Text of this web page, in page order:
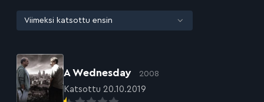
A Wednesday 2008
Katsottu 20.10.2019